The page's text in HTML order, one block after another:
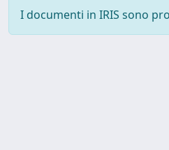
I documenti in IRIS sono